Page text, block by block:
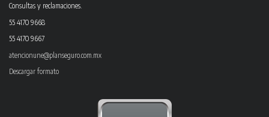
Consultas y reclamaciones.
55 4170 9668
55 4170 9667
atencionune@planseguro.com.mx
Descargar formato